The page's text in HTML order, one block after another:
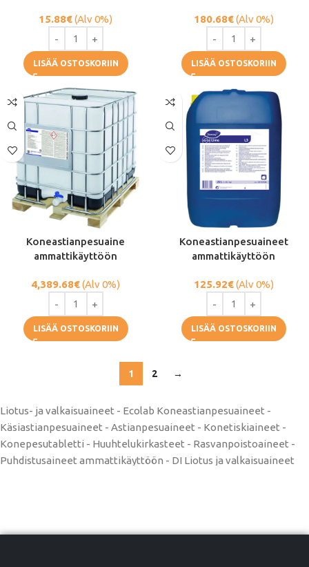
15.88€(Alv 0%)
LISÄÄ OSTOSKORIIN
180.68€(Alv 0%)
LISÄÄ OSTOSKORIIN
Koneastianpesuaine
ammattikäyttöön
4,389.68€(Alv 0%)
LISÄÄ OSTOSKORIIN
Koneastianpesuaineet
ammattikäyttöön
125.92€(Alv 0%)
LISÄÄ OSTOSKORIIN
1 2 →
Liotus- ja valkaisuaineet - Ecolab Koneastianpesuaineet -
Käsiastianpesuaineet - Astianpesuaineet - Konetiskiaineet -
Konepesutabletti - Huuhtelukirkasteet - Rasvanpoistoaineet -
Puhdistusaineet ammattikäyttöön - DI Liotus ja valkaisuaineet